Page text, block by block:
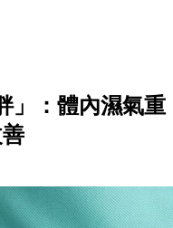
」：體內濕氣重